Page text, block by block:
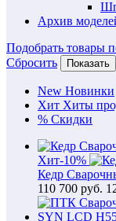
Архив
Подобрать товары
Сбросить
Показать
New Новинки
Хит Хиты
% Скидки
Хит-10%
Кедр
110 700 руб.